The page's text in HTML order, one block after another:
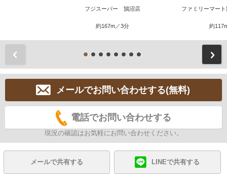
フジスーパー 鵠沼店
約167m／3分
ファミリーマー
約
メールでお問い合わせする(無料)
電話でお問い合わせする
現況の確認はお気軽にお問い合わせください。
メールで共有する LINEで共有する